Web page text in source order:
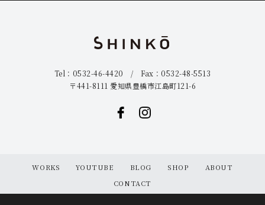
Tel：0532-46-4420 / Fax：0532-48-5513
〒441-8111 愛知県豊橋市江島町121-6
WORKS YOUTUBE BLOG SHOP
ABOUT
CONTACT